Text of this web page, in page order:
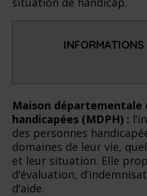
INFORMATIONS
Maison départementale
handicapées (MDPH) :
des personnes
domaines de leur vie,
et leur situation. Elle
d’évaluation,
d’aide.